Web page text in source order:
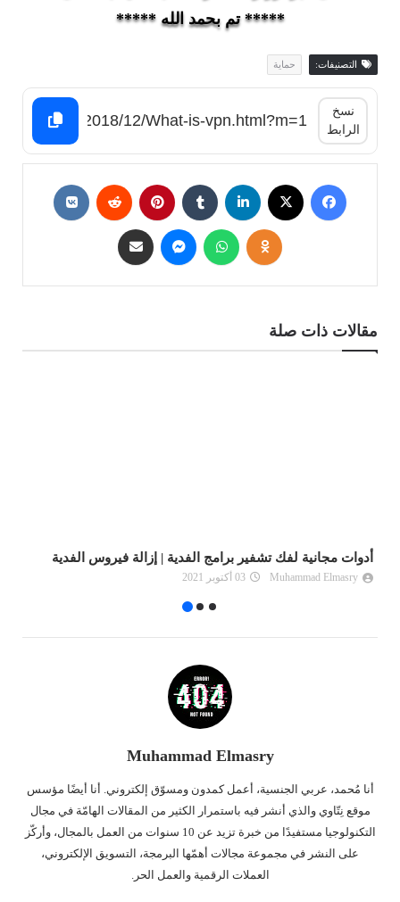
***** تم بحمد الله *****
التصنيفات: حماية
نسخ
الرابط
مقالات ذات صلة
أدوات مجانية لفك تشفير برامج الفدية | إزالة فيروس الفدية
Muhammad Elmasry 03 أكتوبر 2021
Muhammad Elmasry
أنا مُحمد، عربي الجنسية، أعمل كمدون ومسوّق إلكتروني. أنا أيضًا مؤسس
موقع نِتّاوي والذي أنشر فيه باستمرار الكثير من المقالات الهامّة في مجال
التكنولوجيا مستفيدًا من خبرة تزيد عن 10 سنوات من العمل بالمجال، وأركّز
على النشر في مجموعة مجالات أهمّها البرمجة، التسويق الإلكتروني،
العملات الرقمية والعمل الحر.